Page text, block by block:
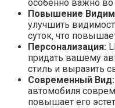
особенно важно
Повышение
улучшить
суток‚ что
Персонализация:
придать вашему
стиль и выразить
Современный Вид:
автомобиля
повышает его